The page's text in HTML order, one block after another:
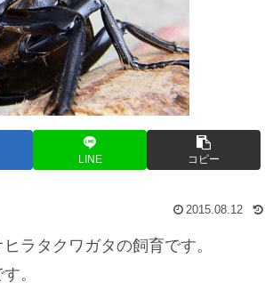
LINE コピー
2015.08.12
ラタクワガタの飼育です。
。